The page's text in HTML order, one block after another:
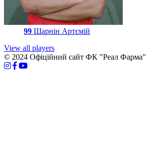
99 Шарнін Артємій
View all players
© 2024 Офіційний сайт ФК "Реал Фарма"